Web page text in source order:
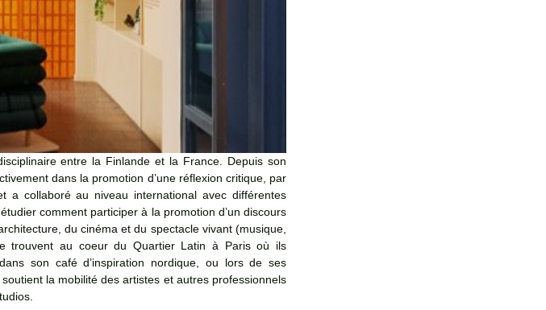
entre la Finlande et la France. Depuis son
dans la promotion d’une réflexion critique, par
collaboré au niveau international avec différentes
comment participer à la promotion d’un discours
du cinéma et du spectacle vivant (musique,
trouvent au coeur du Quartier Latin à Paris où ils
son café d’inspiration nordique, ou lors de ses
la mobilité des artistes et autres professionnels